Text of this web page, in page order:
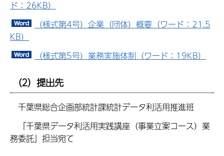
ド：26KB）
（様式第4号）企業（団体）概要（ワード：21.5
KB）
（様式第5号）業務実施体制（ワード：19KB）
（2）提出先
千葉県総合企画部統計課統計データ利活用推進班
「千葉県データ利活用実践講座（事業立案コース）業
務委託」担当宛て